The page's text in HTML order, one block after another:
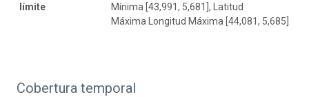
límite
Mínima [43,991, 5,681], Latitud
Máxima Longitud Máxima [44,081, 5,685]
Cobertura temporal